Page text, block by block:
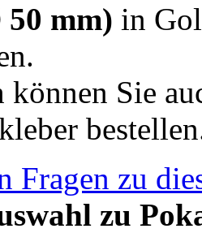
mm) in
können Sie
Fragen zu
zu